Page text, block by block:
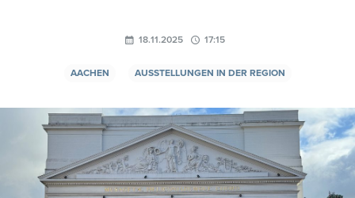
18.11.2025 17:15
AACHEN AUSSTELLUNGEN IN DER REGION